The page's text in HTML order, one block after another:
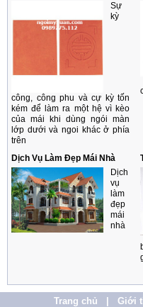
Sự
kỳ
công, công phu và cự kỳ tốn
kém để làm ra một hệ vì kèo
của mái khi dùng ngói màn
lớp dưới và ngoi khác ở phía
trên
Dịch Vụ Làm Đẹp Mái Nhà
Dịch
vụ
làm
đẹp
mái
nhà
Trang chủ Giới